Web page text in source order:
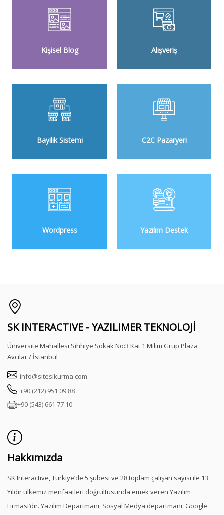
Kişisel Blog Alışveriş
Bayilik Sistemi C2C Pazaryeri
Wordpress Yazılım Destek
SK INTERACTIVE - YAZILIMER TEKNOLOJİ
Üniversite Mahallesi Sıhhiye Sokak No:3 Kat 1 Milim Grup Plaza
Avcılar / İstanbul
info@sitesikurma.com
+90 (212) 951 09 88
+90 (543) 661 77 10
Hakkımızda
SK Interactive, Türkiye’de 5 şubesi ve 28 toplam çalışan sayısı ile 13
Yıldır ülkemiz menfaatleri doğrultusunda emek veren Yazılım
Firması’dır. Yazılım Departmanı, Sosyal Medya departmanı, Google